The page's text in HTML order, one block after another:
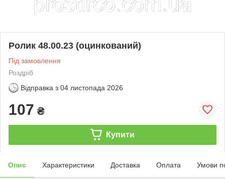
Ролик 48.00.23 (оцинкований)
Під замовлення
Роздріб
Відправка з 04 листопада 2026
107 ₴
Купити
Опис Характеристики Доставка Оплата Умови